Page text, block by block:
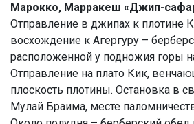
Марокко, Марракеш «Джип-
Отправление в джипах к плотине
восхождение к Агергуру –
расположенной у подножия горы
Отправление на плато Кик,
плоскость плотины. Остановка в
Мулай Браима, месте